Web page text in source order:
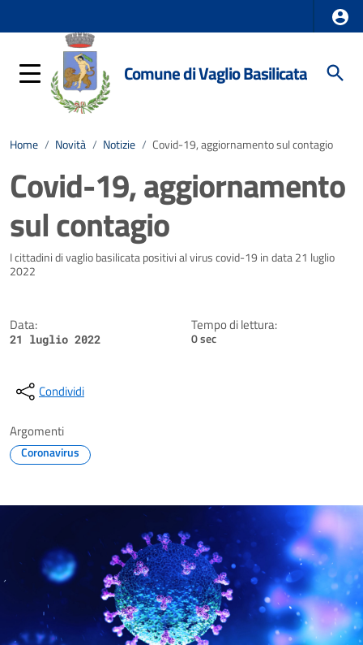
Comune di Vaglio Basilicata
Home / Novità / Notizie / Covid-19, aggiornamento sul contagio
Covid-19, aggiornamento
sul contagio
Dettagli della notizia
I cittadini di vaglio basilicata positivi al virus covid-19 in data 21 luglio
2022
Data:
21 luglio 2022
Tempo di lettura:
0 sec
Condividi
Argomenti
Coronavirus